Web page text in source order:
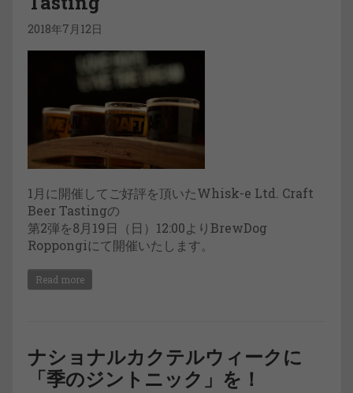
2018年7月12日
1月に開催してご好評を頂いたWhisk-e Ltd. Craft
Beer Tastingの
第2弾を8月19日（日）12:00よりBrewDog
Roppongiにて開催いたします。
Read more
ナショナルカクテルウィークに
「季のジントニック」を！